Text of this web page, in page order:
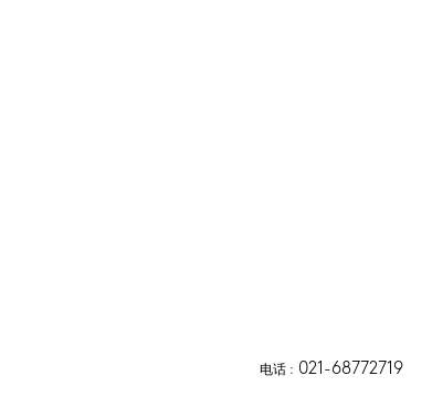
电话 : 021-68772719